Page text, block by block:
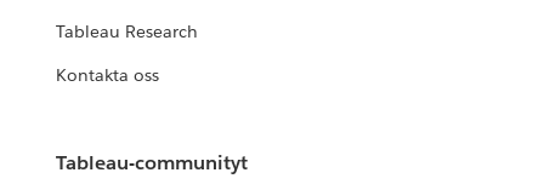
Tableau Research
Kontakta oss
Tableau-communityt